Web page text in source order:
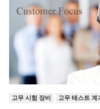
고무 시험 장비 고무 테스트 계